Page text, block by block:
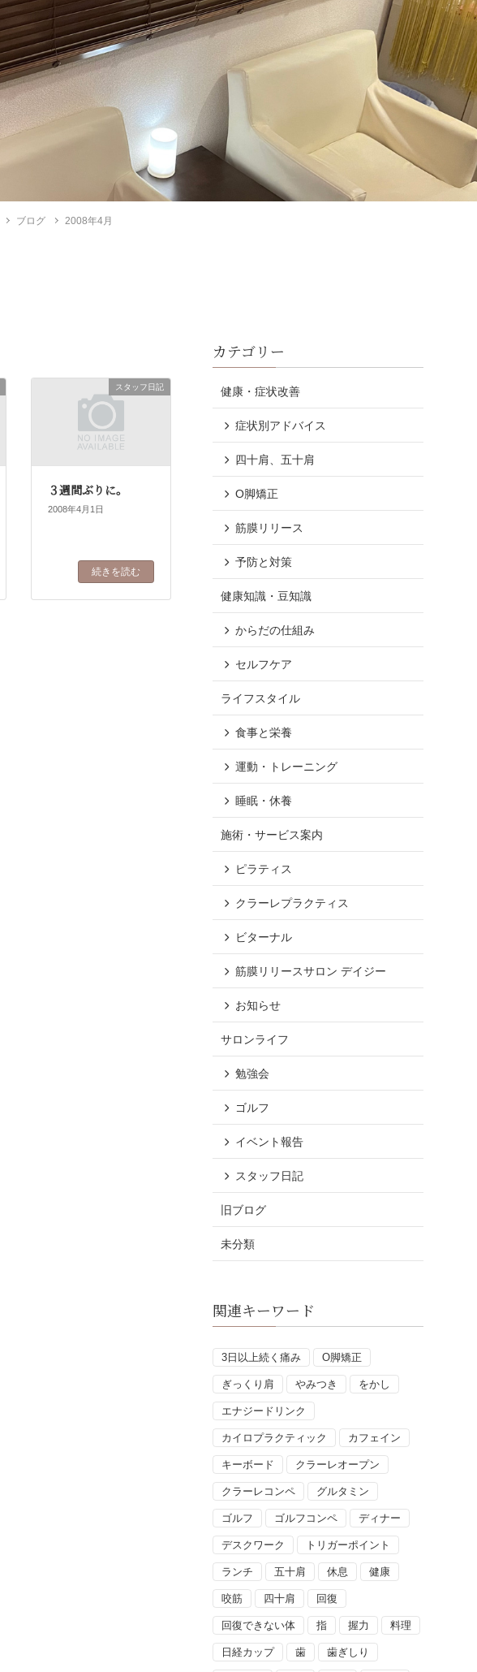
ブログ 2008年4月
スタッフ日記
３週間ぶりに。
2008年4月1日
続きを読む
カテゴリー
健康・症状改善
症状別アドバイス
四十肩、五十肩
O脚矯正
筋膜リリース
予防と対策
健康知識・豆知識
からだの仕組み
セルフケア
ライフスタイル
食事と栄養
運動・トレーニング
睡眠・休養
施術・サービス案内
ピラティス
クラーレプラクティス
ビターナル
筋膜リリースサロン デイジー
お知らせ
サロンライフ
勉強会
ゴルフ
イベント報告
スタッフ日記
旧ブログ
未分類
関連キーワード
3日以上続く痛み O脚矯正
ぎっくり肩 やみつき をかし
エナジードリンク
カイロプラクティック カフェイン
キーボード クラーレオープン
クラーレコンペ グルタミン
ゴルフ ゴルフコンペ ディナー
デスクワーク トリガーポイント
ランチ 五十肩 休息 健康
咬筋 四十肩 回復
回復できない体 指 握力 料理
日経カップ 歯 歯ぎしり